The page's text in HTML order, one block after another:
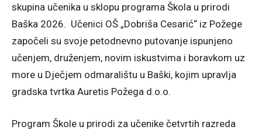
skupina učenika u sklopu programa Škola u prirodi
Baška 2026. Učenici OŠ „Dobriša Cesarić“ iz Požege
započeli su svoje petodnevno putovanje ispunjeno
učenjem, druženjem, novim iskustvima i boravkom uz
more u Dječjem odmaralištu u Baški, kojim upravlja
gradska tvrtka Auretis Požega d.o.o.
Program Škole u prirodi za učenike četvrtih razreda